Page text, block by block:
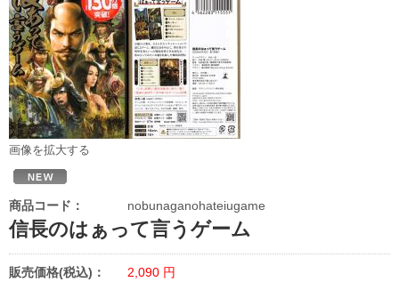
画像を拡大する
商品コード： nobunaganohateiugame
信長のはぁって言うゲーム
販売価格(税込)： 2,090 円